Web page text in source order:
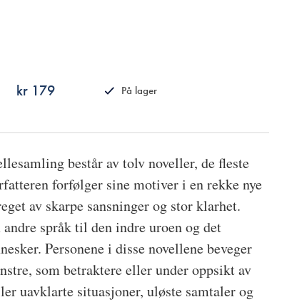
kr 179
På lager
består av tolv noveller, de fleste
forfølger sine motiver i en rekke nye
av skarpe sansninger og stor klarhet.
språk til den indre uroen og det
Personene i disse novellene beveger
som betraktere eller under oppsikt av
uavklarte situasjoner, uløste samtaler og